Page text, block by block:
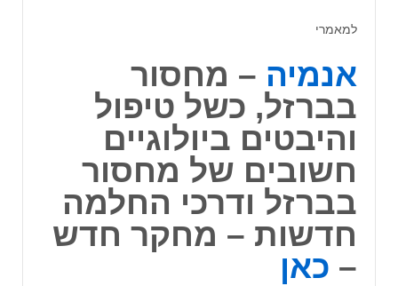
למאמרי
אנמיה – מחסור
בברזל, כשל טיפול
והיבטים ביולוגיים
חשובים של מחסור
בברזל ודרכי החלמה
חדשות – מחקר חדש
– כאן